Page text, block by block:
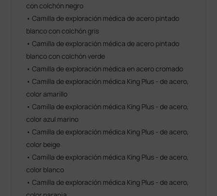
con colchón negro
• Camilla de exploración médica de acero pintado
blanco con colchón gris
• Camilla de exploración médica de acero pintado
blanco con colchón verde
• Camilla de exploración médica en acero cromado
• Camilla de exploración médica King Plus - de acero,
color amarillo
• Camilla de exploración médica King Plus - de acero,
color azul marino
• Camilla de exploración médica King Plus - de acero,
color beige
• Camilla de exploración médica King Plus - de acero,
color blanco
• Camilla de exploración médica King Plus - de acero,